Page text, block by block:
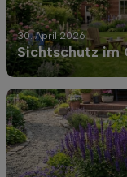
30. April 2026
Sichtschutz im